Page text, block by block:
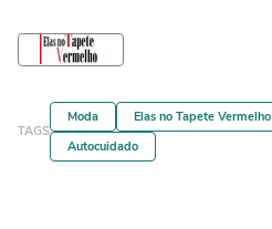
TAGS
Moda Elas no Tapete Vermelho
Autocuidado